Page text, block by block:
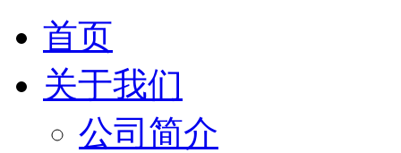
首页
关于我们
公司简介